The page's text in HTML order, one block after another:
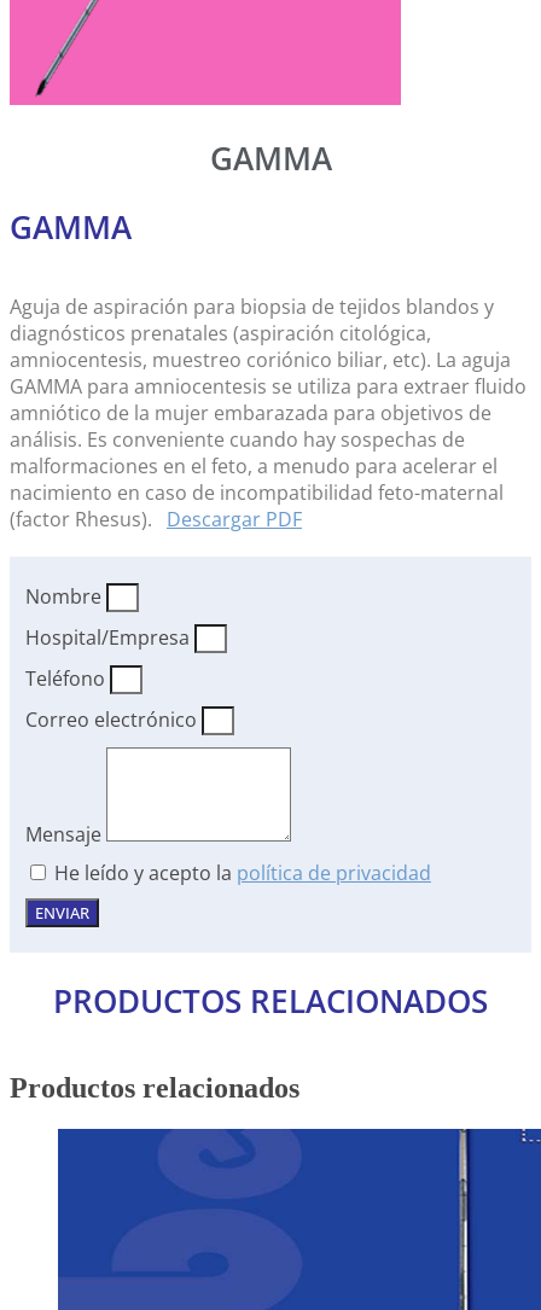
GAMMA
GAMMA
Aguja de aspiración para biopsia de tejidos blandos y
diagnósticos prenatales (aspiración citológica,
amniocentesis, muestreo coriónico biliar, etc). La aguja
GAMMA para amniocentesis se utiliza para extraer fluido
amniótico de la mujer embarazada para objetivos de
análisis. Es conveniente cuando hay sospechas de
malformaciones en el feto, a menudo para acelerar el
nacimiento en caso de incompatibilidad feto-maternal
(factor Rhesus). Descargar PDF
Nombre
Hospital/Empresa
Teléfono
Correo electrónico
Mensaje
He leído y acepto la política de privacidad
ENVIAR
PRODUCTOS RELACIONADOS
Productos relacionados